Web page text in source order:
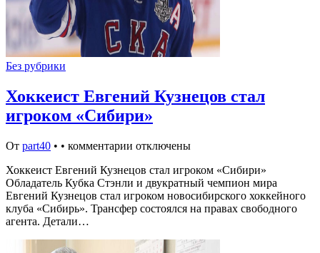
Без рубрики
Хоккеист Евгений Кузнецов стал
игроком «Сибири»
От part40 • • комментарии отключены
Хоккеист Евгений Кузнецов стал игроком «Сибири»
Обладатель Кубка Стэнли и двукратный чемпион мира
Евгений Кузнецов стал игроком новосибирского хоккейного
клуба «Сибирь». Трансфер состоялся на правах свободного
агента. Детали…